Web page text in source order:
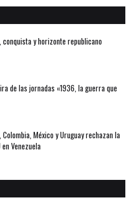
conquista y horizonte republicano
de las jornadas «1936, la guerra que
México y Uruguay rechazan la
en Venezuela